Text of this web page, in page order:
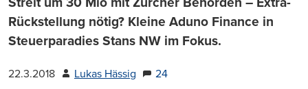
Rückstellung nötig? Kleine Aduno Finance in
Steuerparadies Stans NW im Fokus.
22.3.2018 Lukas Hässig
24